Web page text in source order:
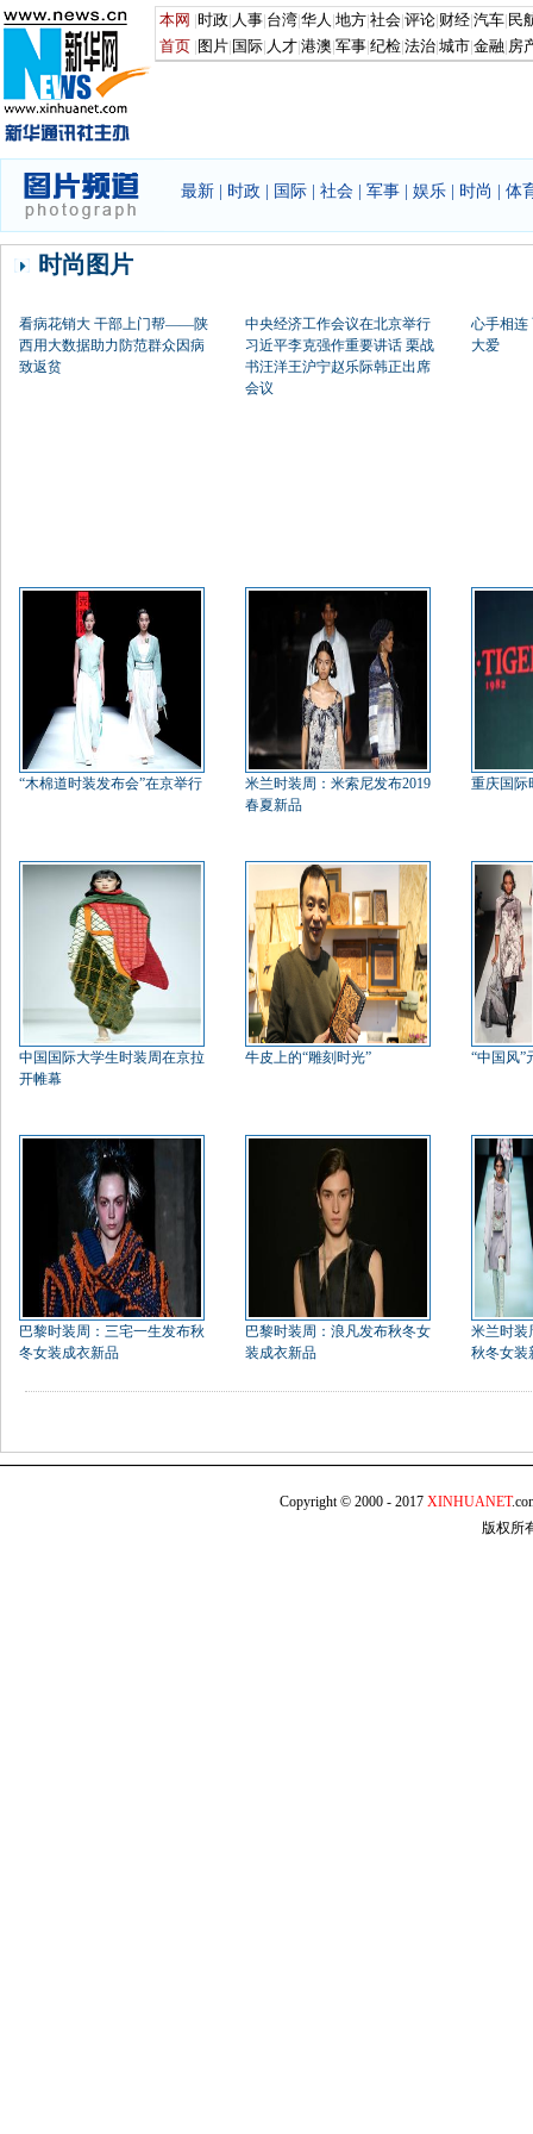
最新 时政 国际 社会 军事 娱乐 时尚 体
时尚图片
看病花销大 干部上门帮——陕
西用大数据助力防范群众因病
致返贫
中央经济工作会议在北京举行
习近平李克强作重要讲话 栗战
书汪洋王沪宁赵乐际韩正出席
会议
心手相连
大爱
“木棉道时装发布会”在京举行
米兰时装周：米索尼发布2019
春夏新品
重庆国际
中国国际大学生时装周在京拉
开帷幕
牛皮上的“雕刻时光” “中国风”
巴黎时装周：三宅一生发布秋
冬女装成衣新品
巴黎时装周：浪凡发布秋冬女
装成衣新品
米兰时装
秋冬女装
Copyright © 2000 - 2017 XINHUANET
版权所